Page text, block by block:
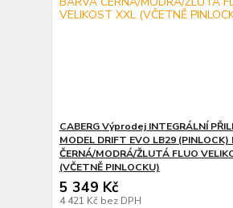
CABERG Výprodej INTEGRÁLNÍ
MODEL DRIFT EVO LB29 (PINLOCK)
ČERNÁ/MODRÁ/ŽLUTÁ FLUO
(VČETNĚ PINLOCKU)
5 349 Kč
4 421 Kč bez DPH